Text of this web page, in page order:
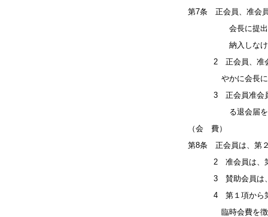
第7条 正会員、准会
会長に提出し、理
納入しなければな
2 正会員、准会員
やかに会長に届
3 正会員准会員及
る退会届を会長
（会 費）
第8条 正会員は、第
2 准会員は、第２
3 賛助会員は、第
4 第１項から第３
臨時会費を徴収